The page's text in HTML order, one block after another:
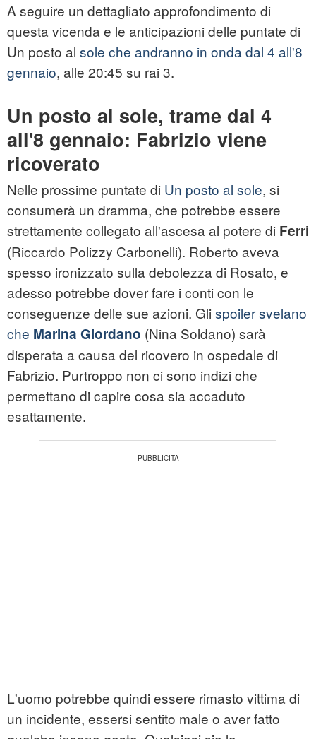
A seguire un dettagliato approfondimento di
questa vicenda e le anticipazioni delle puntate di
Un posto al sole che andranno in onda dal 4 all'8
gennaio, alle 20:45 su rai 3.
Un posto al sole, trame dal 4
all'8 gennaio: Fabrizio viene
ricoverato
Nelle prossime puntate di Un posto al sole, si
consumerà un dramma, che potrebbe essere
strettamente collegato all'ascesa al potere di Ferri
(Riccardo Polizzy Carbonelli). Roberto aveva
spesso ironizzato sulla debolezza di Rosato, e
adesso potrebbe dover fare i conti con le
conseguenze delle sue azioni. Gli spoiler svelano
che Marina Giordano (Nina Soldano) sarà
disperata a causa del ricovero in ospedale di
Fabrizio. Purtroppo non ci sono indizi che
permettano di capire cosa sia accaduto
esattamente.
L'uomo potrebbe quindi essere rimasto vittima di
un incidente, essersi sentito male o aver fatto